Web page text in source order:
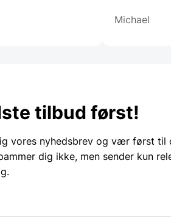
Michael
tilbud først!
vores nyhedsbrev og vær først til
dig ikke, men sender kun